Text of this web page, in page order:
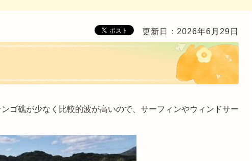
更新日：2026年6月29日
ゴ礁が少なく比較的波が高いので、サーフィンやウィンドサー